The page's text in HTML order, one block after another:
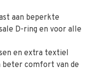
aan beperkte
D-ring en voor alle
en extra textiel
beter comfort van de